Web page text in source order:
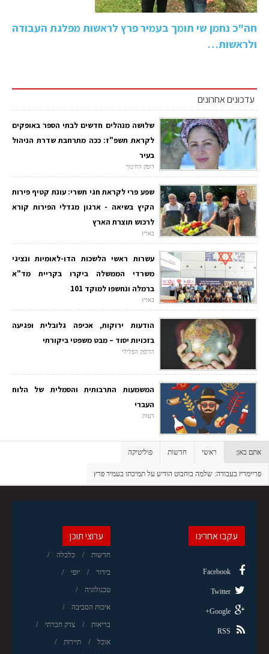
חה"כ נחמן שי תומך בעמיר פרץ לראשות מפלגת העבודה
ולראשות…
עדכונים אחרונים
שלושה מנהלים חדשים לבתי הספר באופקים
לקראת תשפ"ז: ככה מתרחבת שדרת הניהול
בעיר
דופק החינוך
שפע פרי לקראת חגי תשרי: עונת קטיף פירות
הקיץ בשיאה - ארגון מגדלי הפירות קורא
לרכוש תוצרת הארץ
בארץ
עשרות ראשי הלשכות הדו-לאומיות ונציגי
משרדי הממשלה ביקרו בקריית מד"א
ברמלה ונחשפו למוקד 101
בארץ
הודעות ירוקות, אכיפה גלובלית ופגיעה
בזכויות יסוד – מבט משפטי ביקורתי
הדופק הפלילי
המשמעות התרבותית והסמלית של הלוח
העברי
דעות
אתם כאן: ראשי חדשות פוליטיקה
פריימריז בעבודה: שלמה בוחבוט הודיע על תמיכתו בעמיר פרץ
ערוצי תוכן
חדשות כלכלה
בידור יופי
טכנולוגיה
איכות הסביבה
בריאות צדק חברתי
אוכל תיירות
עקבו אחרינו
Facebook
Twitter
Google+
RSS